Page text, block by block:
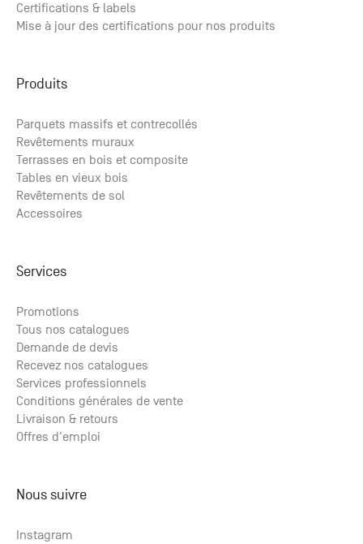
Certifications & labels
Mise à jour des certifications pour nos produits
Produits
Parquets massifs et contrecollés
Revêtements muraux
Terrasses en bois et composite
Tables en vieux bois
Revêtements de sol
Accessoires
Services
Promotions
Tous nos catalogues
Demande de devis
Recevez nos catalogues
Services professionnels
Conditions générales de vente
Livraison & retours
Offres d'emploi
Nous suivre
Instagram